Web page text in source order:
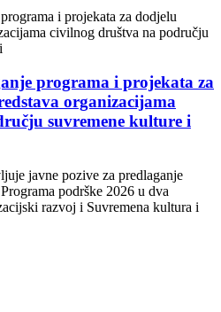
programa i projekata za
organizacijama
suvremene kulture i
javne pozive za predlaganje
podrške 2026 u dva
razvoj i Suvremena kultura i